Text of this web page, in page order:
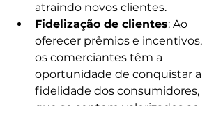
atraindo novos clientes.
Fidelização de clientes: Ao
oferecer prêmios e incentivos,
os comerciantes têm a
oportunidade de conquistar a
fidelidade dos consumidores,
que se sentem valorizados ao